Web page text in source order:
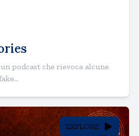
podcast che rievoca alcune
EXPLORE